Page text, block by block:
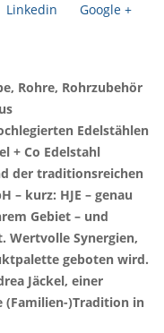
Linkedin
Google +
Rohre, Rohrzubehör
Edelstählen
+ Co Edelstahl
der traditionsreichen
– kurz: HJE – genau
Gebiet – und
Wertvolle Synergien,
geboten wird.
Jäckel, einer
(Familien-)Tradition in